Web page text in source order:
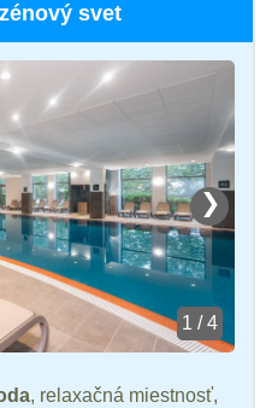
svet
❯
1 / 4
, relaxačná miestnosť,